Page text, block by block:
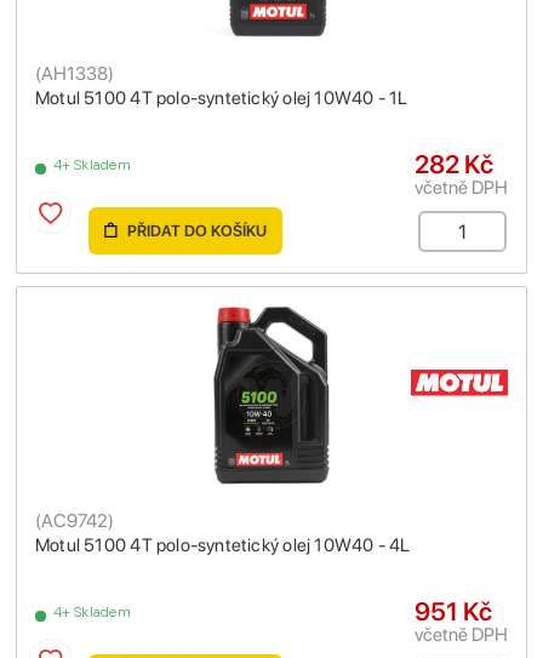
Motul 5100 4T polo-syntetický olej 10W40 - 1L
(AH1338)
4+ Skladem 282 Kč
včetně DPH
PŘIDAT DO KOŠÍKU
Motul 5100 4T polo-syntetický olej 10W40 - 4L
(AC9742)
4+ Skladem 951 Kč
včetně DPH